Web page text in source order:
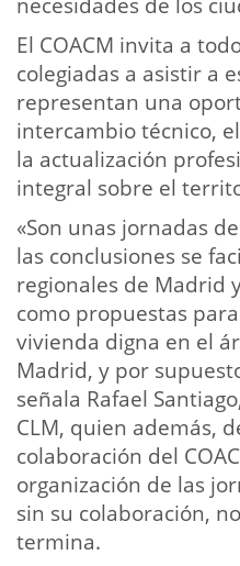
necesidades de los
El COACM invita a
colegiadas a asistir a
representan una
intercambio técnico,
la actualización
integral sobre el
«Son unas jornadas
las conclusiones se
regionales de Madrid
como propuestas
vivienda digna en el
Madrid, y por
señala Rafael
CLM, quien además,
colaboración del
organización de las
sin su colaboración,
termina.